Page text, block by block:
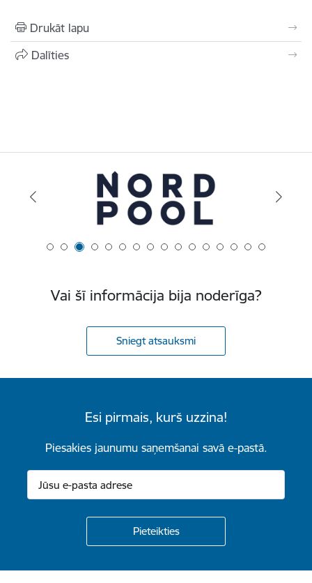
Drukāt lapu
Dalīties
Vai šī informācija bija noderīga?
Sniegt atsauksmi
Esi pirmais, kurš uzzina!
Piesakies jaunumu saņemšanai savā e-pastā.